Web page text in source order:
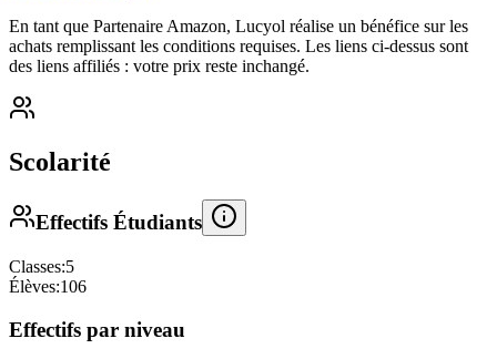
En tant que Partenaire Amazon, Lucyol réalise un bénéfice sur les
achats remplissant les conditions requises. Les liens ci-dessus sont
des liens affiliés : votre prix reste inchangé.
Scolarité
Effectifs Étudiants
Classes:5
Élèves:106
Effectifs par niveau